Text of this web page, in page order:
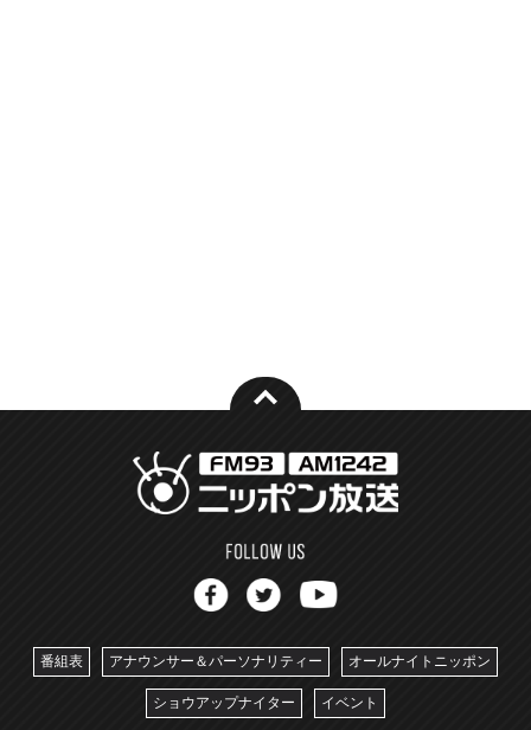
番組表 アナウンサー＆パーソナリティー オールナイトニッポン
ショウアップナイター イベント